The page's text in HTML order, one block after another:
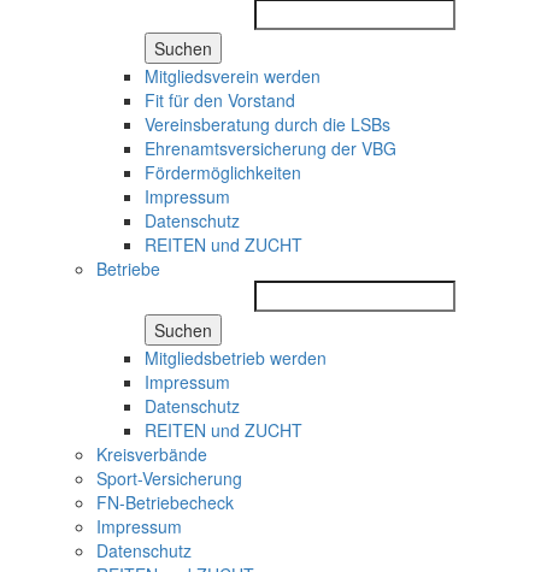
Suchen
Mitgliedsverein werden
Fit für den Vorstand
Vereinsberatung durch die LSBs
Ehrenamtsversicherung der VBG
Fördermöglichkeiten
Impressum
Datenschutz
REITEN und ZUCHT
Betriebe
Suchen
Mitgliedsbetrieb werden
Impressum
Datenschutz
REITEN und ZUCHT
Kreisverbände
Sport-Versicherung
FN-Betriebecheck
Impressum
Datenschutz